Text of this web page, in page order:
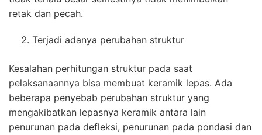
retak dan pecah.
Terjadi adanya perubahan struktur
Kesalahan perhitungan struktur pada saat
pelaksanaannya bisa membuat keramik lepas. Ada
beberapa penyebab perubahan struktur yang
mengakibatkan lepasnya keramik antara lain
penurunan pada defleksi, penurunan pada pondasi dan